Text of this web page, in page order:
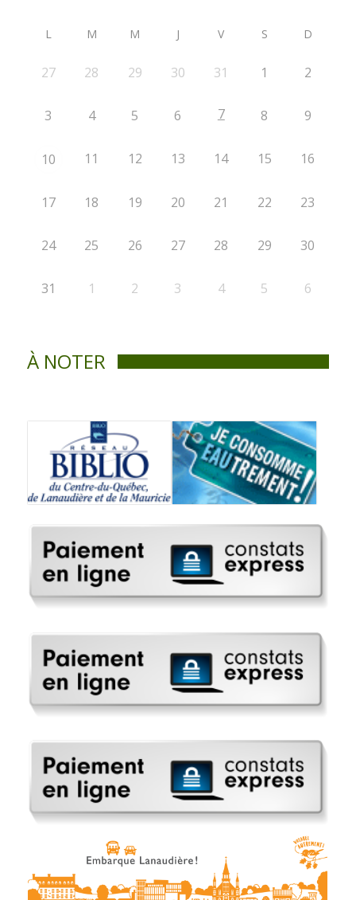
L M M J V S D
27 28 29 30 31 1 2
3 4 5 6 7 8 9
10 11 12 13 14 15 16
17 18 19 20 21 22 23
24 25 26 27 28 29 30
31 1 2 3 4 5 6
À NOTER